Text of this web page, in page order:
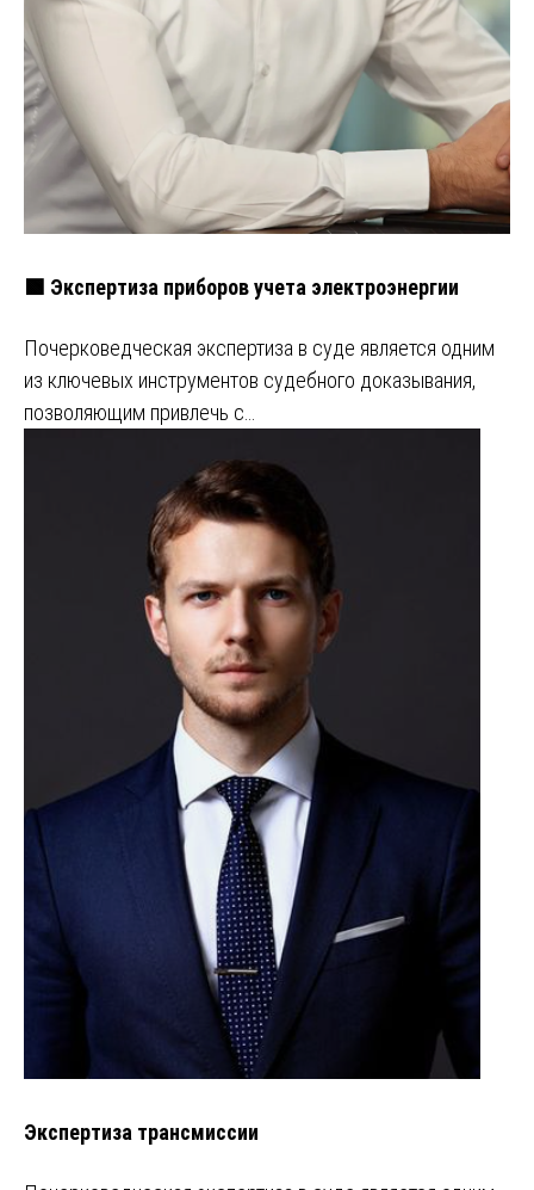
🟩 Экспертиза приборов учета электроэнергии
Почерковедческая экспертиза в суде является одним
из ключевых инструментов судебного доказывания,
позволяющим привлечь с…
Экспертиза трансмиссии